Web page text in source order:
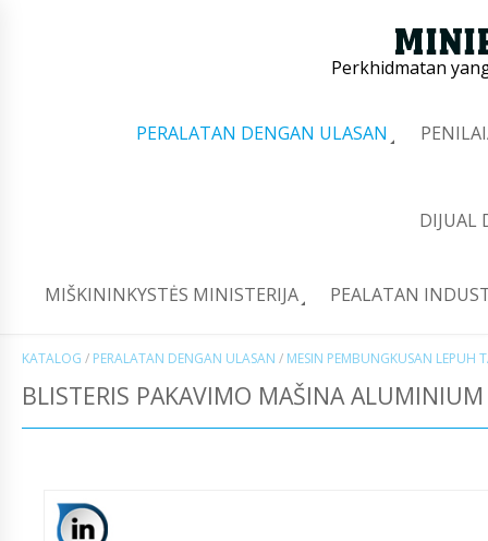
Perkhidmatan
PERALATAN DENGAN ULASAN
DIJUAL
MIŠKININKYSTĖS MINISTERIJA PEALATAN
KATALOG / PERALATAN DENGAN ULASAN / MESIN PEMBUNGKUSAN LEPUH
BLISTERIS PAKAVIMO MAŠINA